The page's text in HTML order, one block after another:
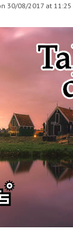
30/08/2017 at 11:25